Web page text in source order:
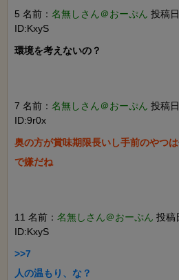
5 名前： 名無しさん＠おーぷん 投稿
ID:KxyS
環境を考えないの？
7 名前： 名無しさん＠おーぷん 投稿
ID:9r0x
奥の方が賞味期限長いし手前のやつ
で嫌だね
11 名前： 名無しさん＠おーぷん 投稿
ID:KxyS
>>7
人の温もり、な？